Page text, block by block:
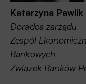
Katarzyna Pawlik
Doradca zarządu
Zespół
Bankowych
Związek Banków